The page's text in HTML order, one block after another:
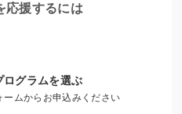
応援するには
ログラムを選ぶ
ームからお申込みください